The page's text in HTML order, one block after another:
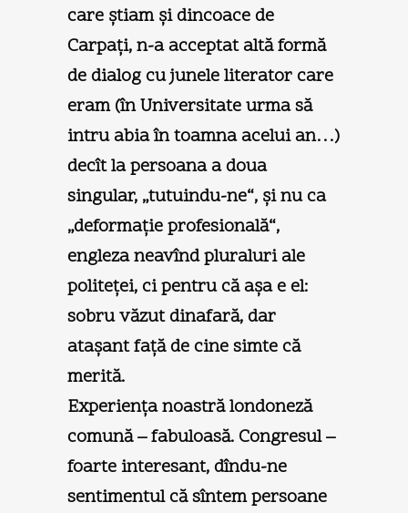
care ştiam şi dincoace de
Carpaţi, n-a acceptat altă formă
de dialog cu junele literator care
eram (în Universitate urma să
intru abia în toamna acelui an…)
decît la persoana a doua
singular, „tutuindu-ne“, şi nu ca
„deformaţie profesională“,
engleza neavînd pluraluri ale
politeţei, ci pentru că aşa e el:
sobru văzut dinafară, dar
ataşant faţă de cine simte că
merită.
Experienţa noastră londoneză
comună – fabuloasă. Congresul –
foarte interesant, dîndu-ne
sentimentul că sîntem persoane